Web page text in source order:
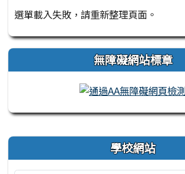
選單載入失敗，請重新整理頁面。
無障礙網站標章
右邊區域內容 學校網站